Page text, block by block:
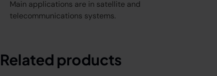
Main applications are in satellite and
telecommunications systems.
Related products